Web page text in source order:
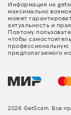
Информация на
максимально
может
актуальность и
Поэтому
чтобы
профессиональную
предполагаемого
2026 GetScam. Все